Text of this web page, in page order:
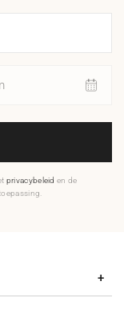
privacybeleid en de